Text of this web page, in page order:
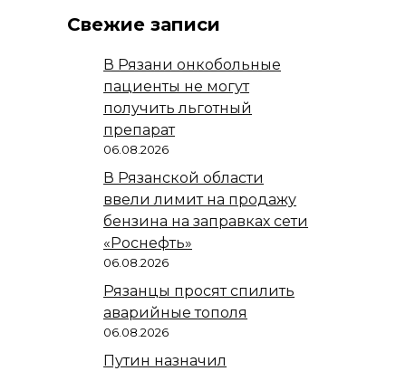
Свежие записи
В Рязани онкобольные
пациенты не могут
получить льготный
препарат
06.08.2026
В Рязанской области
ввели лимит на продажу
бензина на заправках сети
«Роснефть»
06.08.2026
Рязанцы просят спилить
аварийные тополя
06.08.2026
Путин назначил